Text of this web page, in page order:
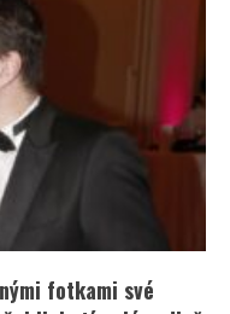
fotkami své